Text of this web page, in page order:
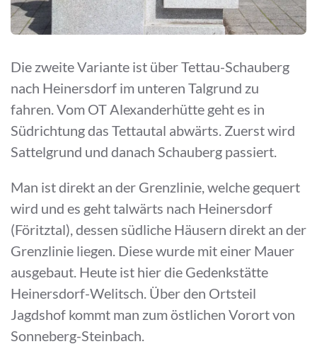
Die zweite Variante ist über Tettau-Schauberg
nach Heinersdorf im unteren Talgrund zu
fahren. Vom OT Alexanderhütte geht es in
Südrichtung das Tettautal abwärts. Zuerst wird
Sattelgrund und danach Schauberg passiert.
Man ist direkt an der Grenzlinie, welche gequert
wird und es geht talwärts nach Heinersdorf
(Föritztal), dessen südliche Häusern direkt an der
Grenzlinie liegen. Diese wurde mit einer Mauer
ausgebaut. Heute ist hier die Gedenkstätte
Heinersdorf-Welitsch. Über den Ortsteil
Jagdshof kommt man zum östlichen Vorort von
Sonneberg-Steinbach.